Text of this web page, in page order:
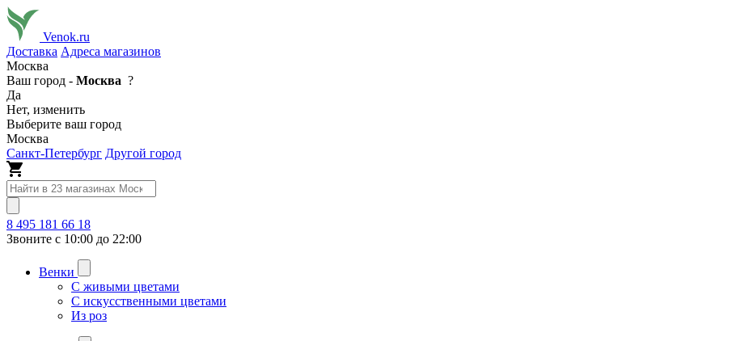
Venok.ru
Доставка Адреса магазинов
Москва
Ваш город - Москва ?
Да
Нет, изменить
Выберите ваш город
Москва
Санкт-Петербург Другой город
8 495 181 66 18
Звоните с 10:00 до 22:00
Венки
С живыми цветами
С искусственными цветами
Из роз